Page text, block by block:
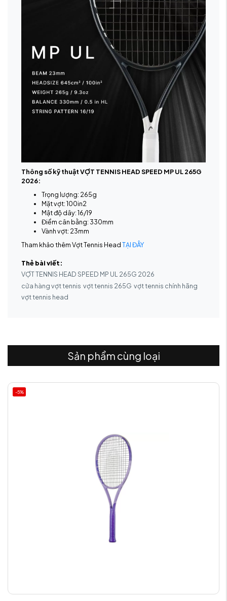
Thông số kỹ thuật VỢT TENNIS HEAD SPEED MP UL 265G
2026:
Trọng lượng: 265g
Mặt vợt: 100in2
Mật độ dây: 16/19
Điểm cân bằng: 330mm
Vành vợt: 23mm
Tham khảo thêm Vợt Tennis HeadTẠI ĐÂY
Thẻ bài viết:
VỢT TENNIS HEAD SPEED MP UL 265G 2026
cửa hàng vợt tennis vợt tennis 265G vợt tennis chính hãng
vợt tennis head
Sản phẩm cùng loại
-5%